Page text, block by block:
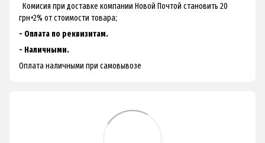
Комисия при доставке компании Новой Почтой становить 20
грн+2% от стоимости товара;
- Оплата по реквизитам.
- Наличными.
Оплата наличными при самовывозе